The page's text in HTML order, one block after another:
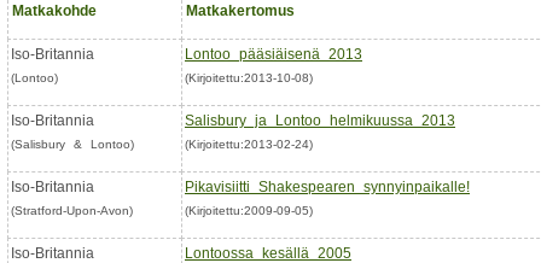
Matkakohde Matkakertomus
Iso-Britannia
(Lontoo)
Lontoo pääsiäisenä 2013
(Kirjoitettu:2013-10-08)
Iso-Britannia
(Salisbury & Lontoo)
Salisbury ja Lontoo helmikuussa 2013
(Kirjoitettu:2013-02-24)
Iso-Britannia
(Stratford-Upon-Avon)
Pikavisiitti Shakespearen synnyinpaikalle!
(Kirjoitettu:2009-09-05)
Iso-Britannia Lontoossa kesällä 2005